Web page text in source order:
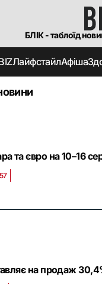
БЛІК - таблоїд
ЛайфстайлАфіша
та євро на 10–16
на продаж